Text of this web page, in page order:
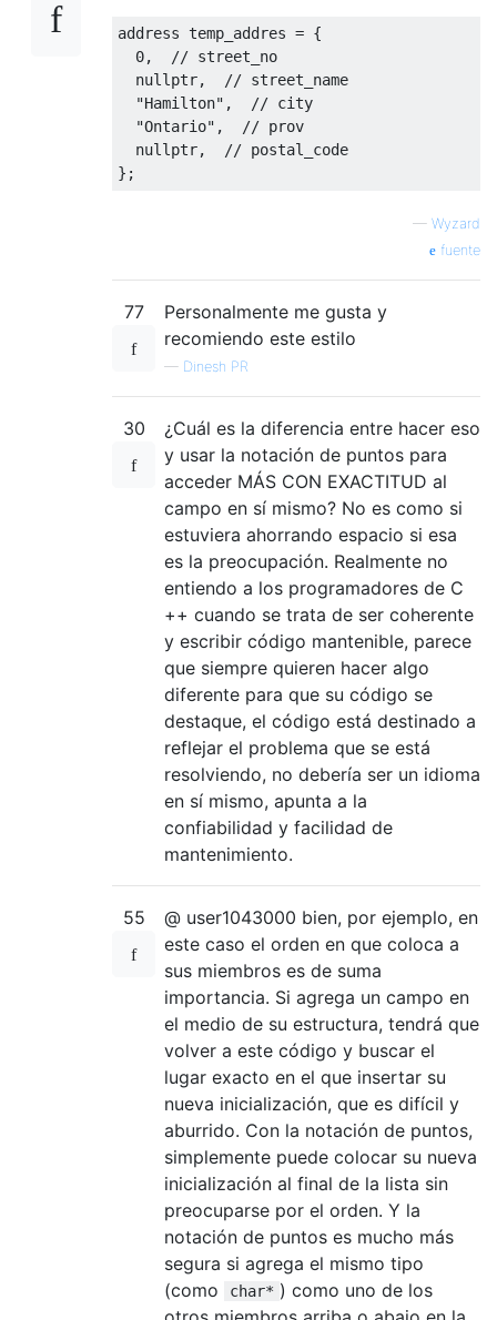
address temp_addres = {
0,
// street_no
nullptr,
// street_name
"Hamilton" ,
// city
"Ontario" ,
// prov
nullptr,
// postal_code
};
— Wyzard
fuente
77
Personalmente me gusta y
recomiendo este estilo
— Dinesh PR
30
¿Cuál es la diferencia entre hacer eso
y usar la notación de puntos para
acceder MÁS CON EXACTITUD al
campo en sí mismo? No es como si
estuviera ahorrando espacio si esa
es la preocupación. Realmente no
entiendo a los programadores de C
++ cuando se trata de ser coherente
y escribir código mantenible, parece
que siempre quieren hacer algo
diferente para que su código se
destaque, el código está destinado a
reflejar el problema que se está
resolviendo, no debería ser un idioma
en sí mismo, apunta a la
confiabilidad y facilidad de
mantenimiento.
55
@ user1043000 bien, por ejemplo, en
este caso el orden en que coloca a
sus miembros es de suma
importancia. Si agrega un campo en
el medio de su estructura, tendrá que
volver a este código y buscar el
lugar exacto en el que insertar su
nueva inicialización, que es difícil y
aburrido. Con la notación de puntos,
simplemente puede colocar su nueva
inicialización al final de la lista sin
preocuparse por el orden. Y la
notación de puntos es mucho más
segura si agrega el mismo tipo
(como
char* ) como uno de los